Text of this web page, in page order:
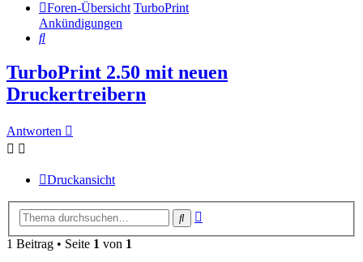
Foren-Übersicht TurboPrint
Ankündigungen
Suche
TurboPrint 2.50 mit neuen
Druckertreibern
Antworten
Druckansicht
Suche
1 Beitrag • Seite 1 von 1